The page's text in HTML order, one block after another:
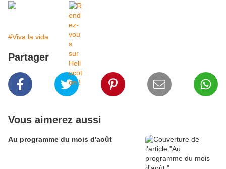
#Viva la vida
Partager
Vous aimerez aussi
Au programme du mois d'août